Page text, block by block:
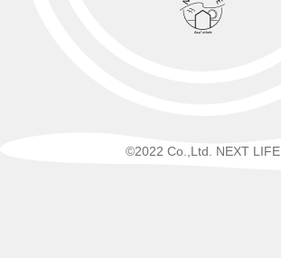
©2022 Co.,Ltd. NEXT LIFE